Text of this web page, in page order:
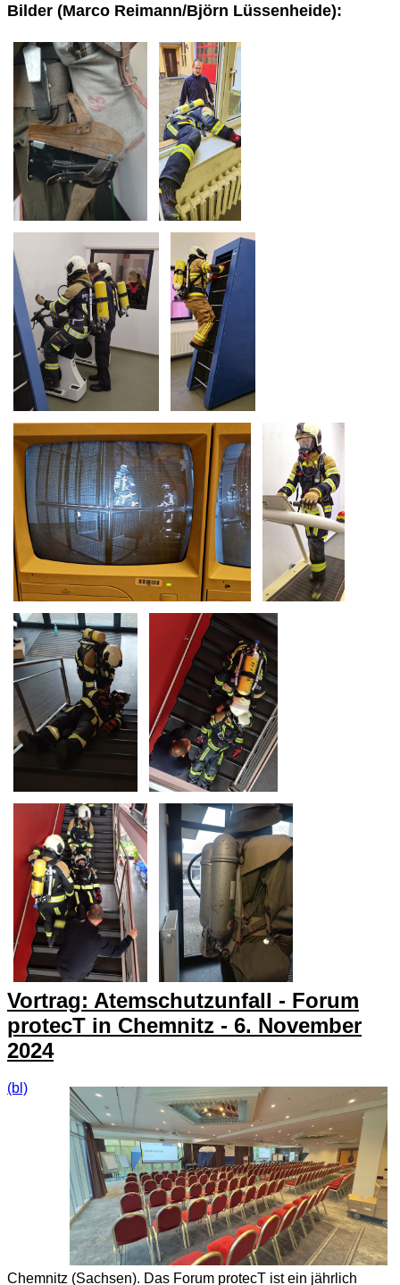
Bilder (Marco Reimann/Björn Lüssenheide):
Vortrag: Atemschutzunfall - Forum
protecT in Chemnitz - 6. November
2024
(bl)
Chemnitz (Sachsen). Das Forum protecT ist ein jährlich